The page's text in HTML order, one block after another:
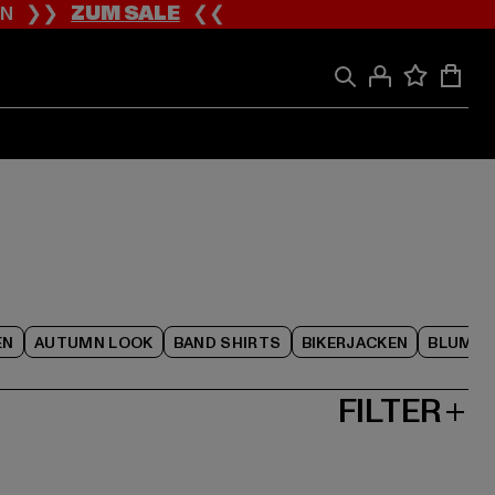
❯❯ZUM SALE❮❮
AUTUMN LOOK BAND SHIRTS BIKERJACKEN
FILTER